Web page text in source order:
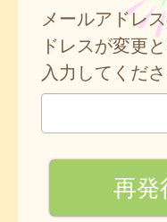
メールアドレ
ドレスが変更
入力してくださ